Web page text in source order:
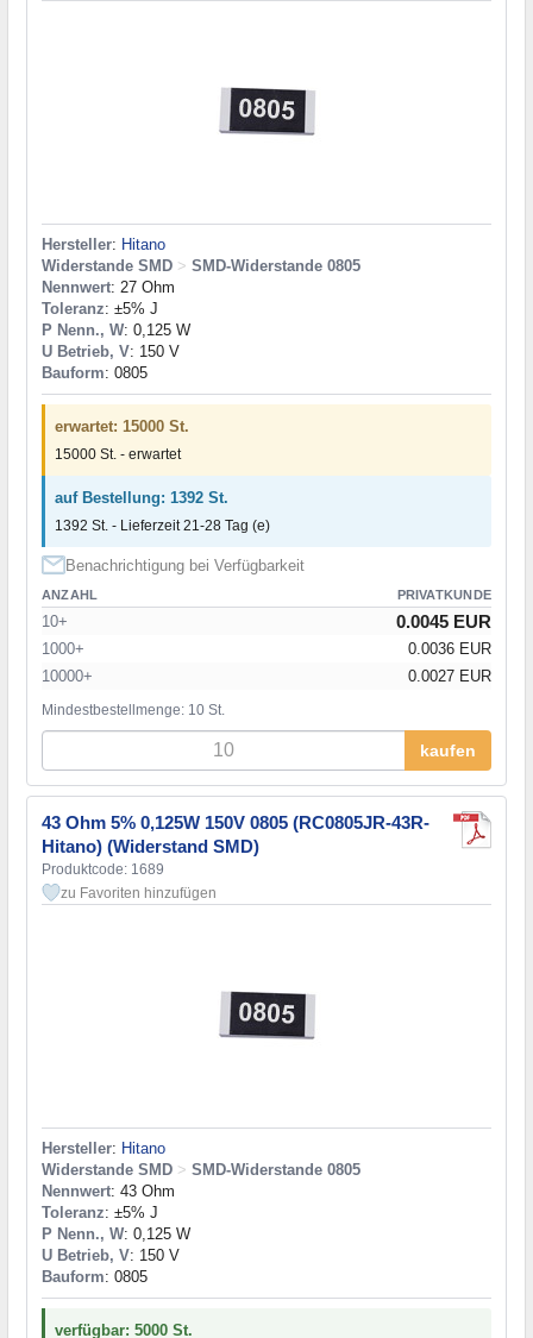
Hersteller: Hitano
Widerstande SMD > SMD-Widerstande 0805
Nennwert: 27 Ohm
Toleranz: ±5% J
P Nenn., W: 0,125 W
U Betrieb, V: 150 V
Bauform: 0805
erwartet: 15000 St.
15000 St. - erwartet
auf Bestellung: 1392 St.
1392 St. - Lieferzeit 21-28 Tag (e)
Benachrichtigung bei Verfügbarkeit
ANZAHL PRIVATKUNDE
10+ 0.0045 EUR
1000+
0.0036 EUR
10000+
0.0027 EUR
Mindestbestellmenge: 10 St.
kaufen
43 Ohm 5% 0,125W 150V 0805 (RC0805JR-43R-
Hitano) (Widerstand SMD)
Produktcode: 1689
zu Favoriten hinzufügen
Hersteller: Hitano
Widerstande SMD > SMD-Widerstande 0805
Nennwert: 43 Ohm
Toleranz: ±5% J
P Nenn., W: 0,125 W
U Betrieb, V: 150 V
Bauform: 0805
verfügbar: 5000 St.